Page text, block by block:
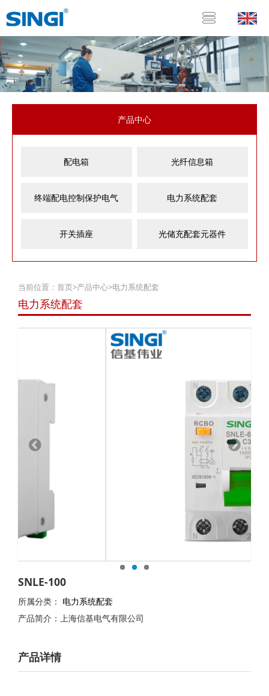
产品中心
配电箱 光纤信息箱
终端配电控制保护电气 电力系统配套
开关插座 光储充配套元器件
当前位置： 首页>产品中心>电力系统配套
电力系统配套
SNLE-100
所属分类： 电力系统配套
产品简介：上海信基电气有限公司
产品详情